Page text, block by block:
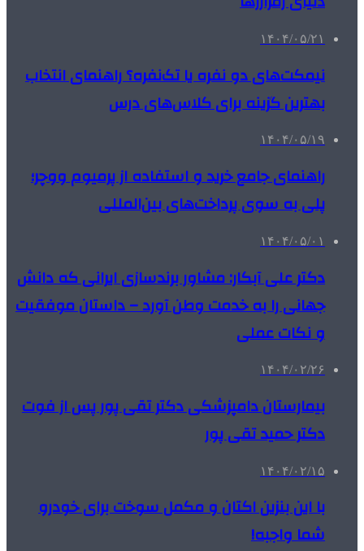
۱۴۰۴/۰۵/۲۱
نیمکت‌های دو نفره یا تک‌نفره؟ راهنمای انتخاب
بهترین گزینه برای کلاس‌های درس
۱۴۰۴/۰۵/۱۹
راهنمای جامع خرید و استفاده از پرمیوم ووچر؛
پلی به سوی پرداخت‌های بین‌المللی
۱۴۰۴/۰۵/۰۱
دکتر علی آبکار: مشاور برندسازی ایرانی که دانش
جهانی را به خدمت وطن آورد – داستان موفقیت
و نکات عملی
۱۴۰۴/۰۲/۲۶
بیمارستان دامپزشکی دکتر تقی پور پس از فوت
دکتر حمید تقی پور
۱۴۰۴/۰۲/۱۵
با این بنزین اکتان و مکمل سوخت برای خودرو
شما واجبه!